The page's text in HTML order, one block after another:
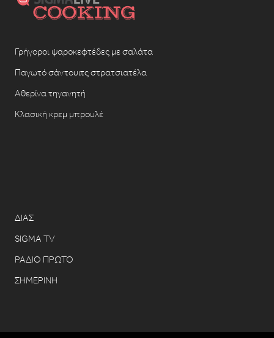
Γρήγοροι ψαροκεφτέδες με σαλάτα
Παγωτό σάντουιτς στρατσιατέλα
Αθερίνα τηγανητή
Κλασική κρεμ μπρουλέ
ΔΙΑΣ
SIGMA TV
ΡΑΔΙΟ ΠΡΩΤΟ
ΣΗΜΕΡΙΝΗ